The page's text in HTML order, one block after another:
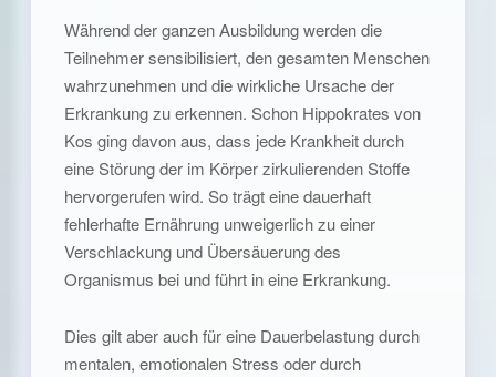
Während der ganzen Ausbildung werden die
Teilnehmer sensibilisiert, den gesamten Menschen
wahrzunehmen und die wirkliche Ursache der
Erkrankung zu erkennen. Schon Hippokrates von
Kos ging davon aus, dass jede Krankheit durch
eine Störung der im Körper zirkulierenden Stoffe
hervorgerufen wird. So trägt eine dauerhaft
fehlerhafte Ernährung unweigerlich zu einer
Verschlackung und Übersäuerung des
Organismus bei und führt in eine Erkrankung.
Dies gilt aber auch für eine Dauerbelastung durch
mentalen, emotionalen Stress oder durch